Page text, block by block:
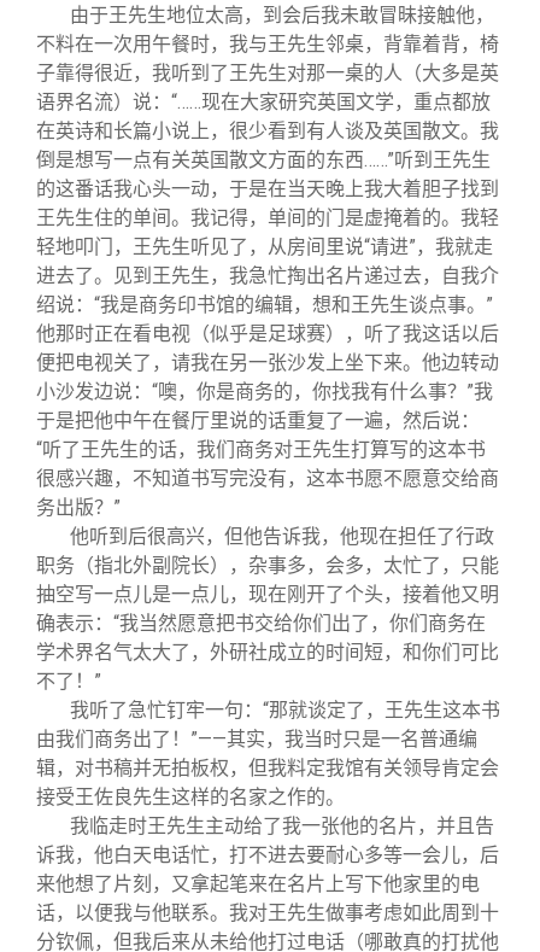
由于王先生地位太高，到会后我未敢冒昧接触他，
不料在一次用午餐时，我与王先生邻桌，背靠着背，椅
子靠得很近，我听到了王先生对那一桌的人（大多是英
语界名流）说：“……现在大家研究英国文学，重点都放
在英诗和长篇小说上，很少看到有人谈及英国散文。我
倒是想写一点有关英国散文方面的东西……”听到王先生
的这番话我心头一动，于是在当天晚上我大着胆子找到
王先生住的单间。我记得，单间的门是虚掩着的。我轻
轻地叩门，王先生听见了，从房间里说“请进”，我就走
进去了。见到王先生，我急忙掏出名片递过去，自我介
绍说：“我是商务印书馆的编辑，想和王先生谈点事。”
他那时正在看电视（似乎是足球赛），听了我这话以后
便把电视关了，请我在另一张沙发上坐下来。他边转动
小沙发边说：“噢，你是商务的，你找我有什么事？”我
于是把他中午在餐厅里说的话重复了一遍，然后说：
“听了王先生的话，我们商务对王先生打算写的这本书
很感兴趣，不知道书写完没有，这本书愿不愿意交给商
务出版？”
他听到后很高兴，但他告诉我，他现在担任了行政
职务（指北外副院长），杂事多，会多，太忙了，只能
抽空写一点儿是一点儿，现在刚开了个头，接着他又明
确表示：“我当然愿意把书交给你们出了，你们商务在
学术界名气太大了，外研社成立的时间短，和你们可比
不了！”
我听了急忙钉牢一句：“那就谈定了，王先生这本书
由我们商务出了！”——其实，我当时只是一名普通编
辑，对书稿并无拍板权，但我料定我馆有关领导肯定会
接受王佐良先生这样的名家之作的。
我临走时王先生主动给了我一张他的名片，并且告
诉我，他白天电话忙，打不进去要耐心多等一会儿，后
来他想了片刻，又拿起笔来在名片上写下他家里的电
话，以便我与他联系。我对王先生做事考虑如此周到十
分钦佩，但我后来从未给他打过电话（哪敢真的打扰他